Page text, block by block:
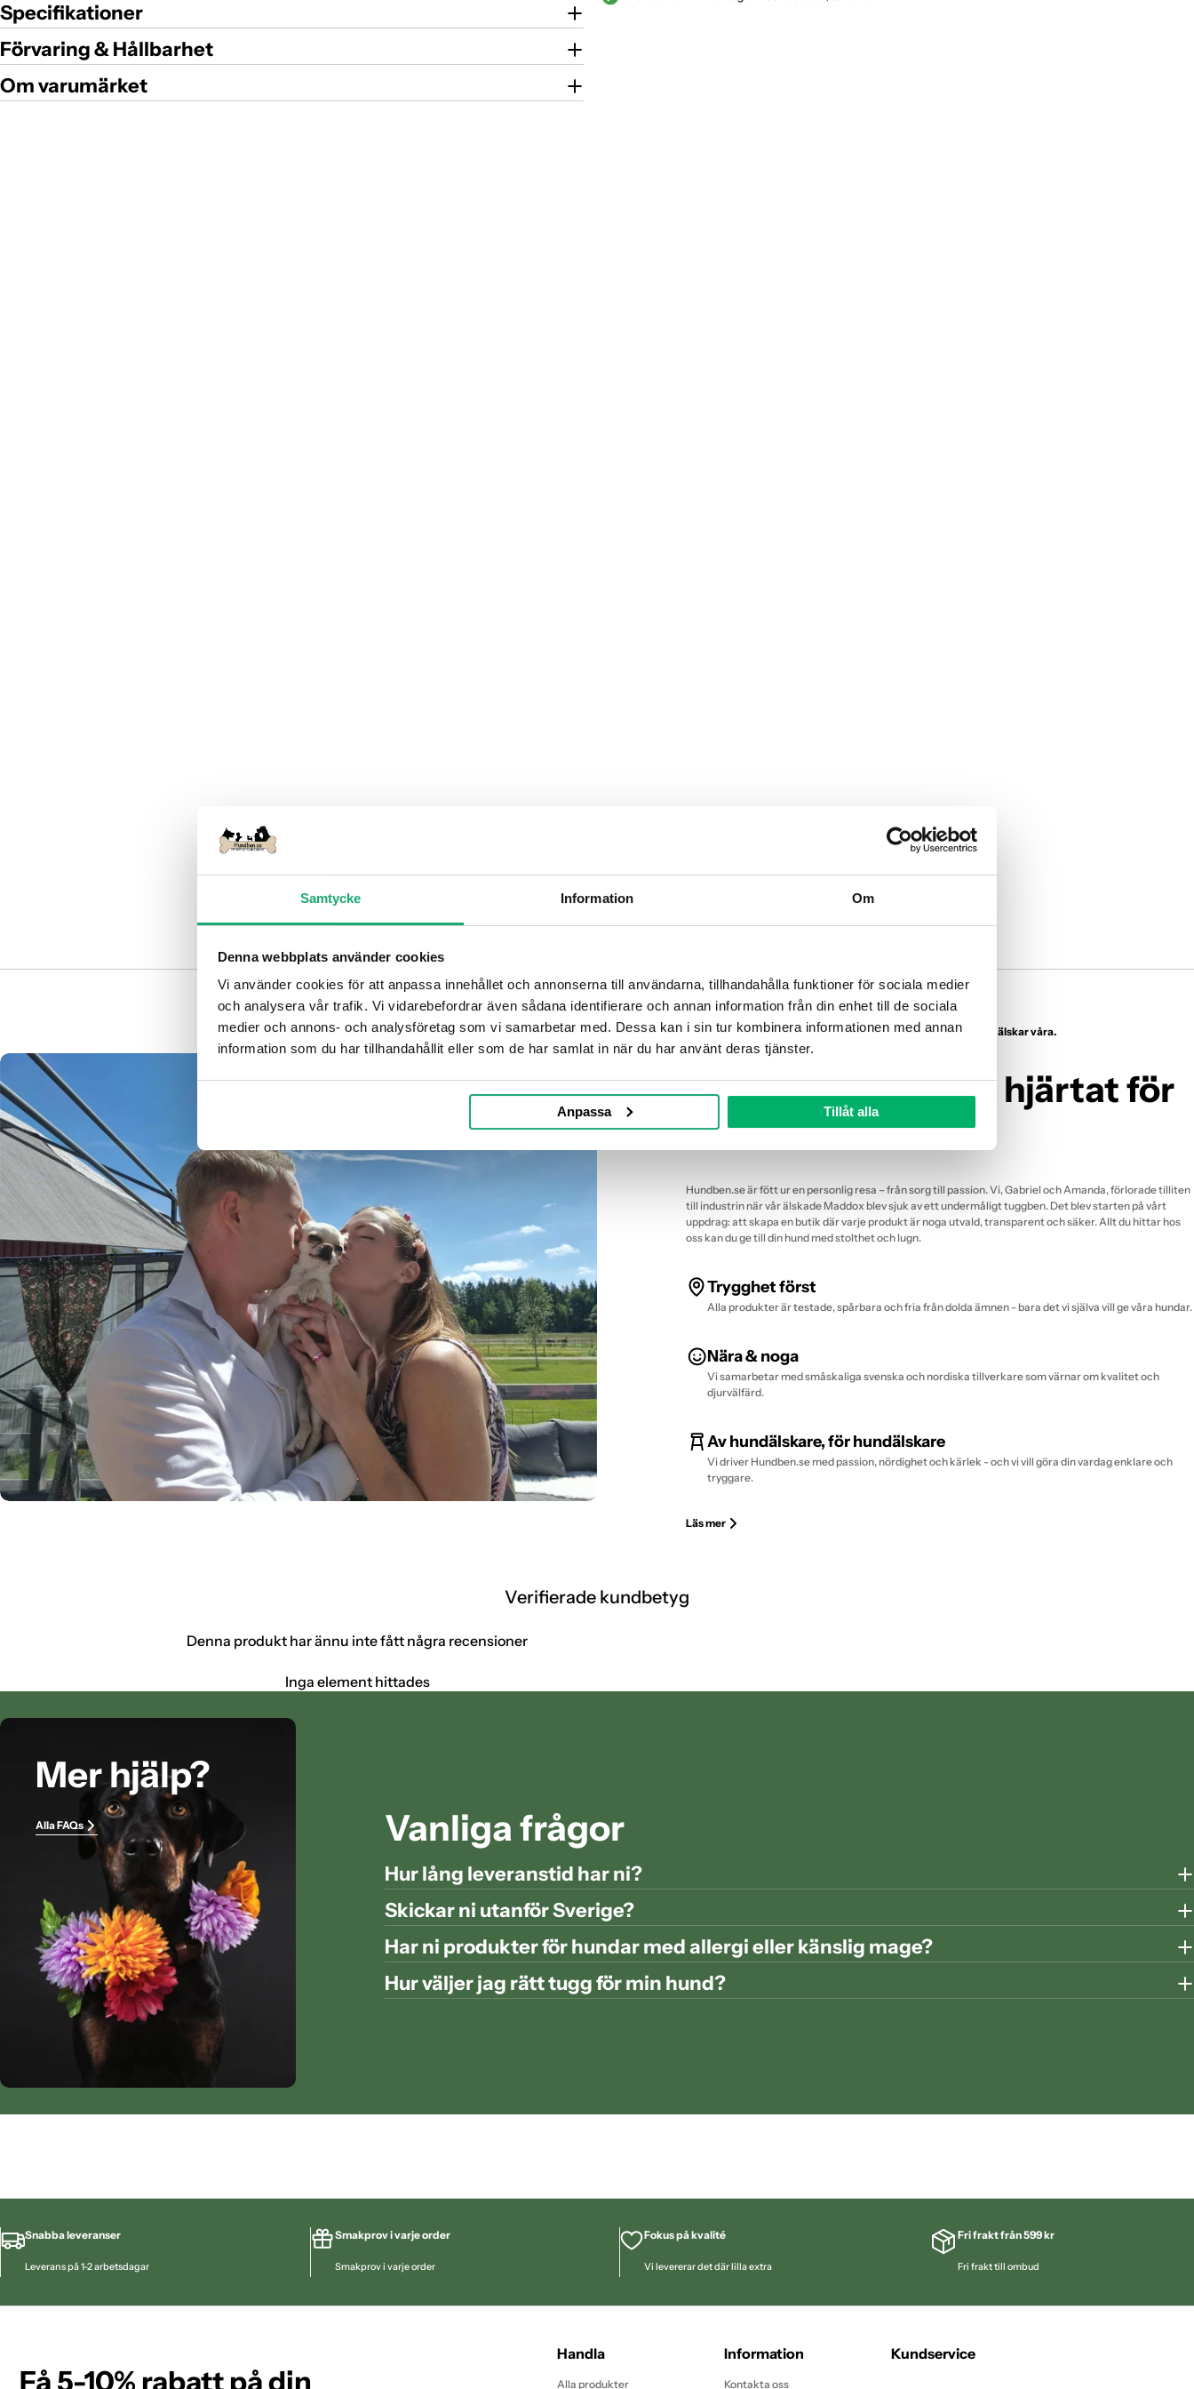
Samtycke Information Om
Denna webbplats använder cookies
Vi använder cookies för att anpassa innehållet och annonserna till användarna, tillhandahålla funktioner för sociala medier
och analysera vår trafik. Vi vidarebefordrar även sådana identifierare och annan information från din enhet till de sociala
medier och annons- och analysföretag som vi samarbetar med. Dessa kan i sin tur kombinera informationen med annan
information som du har tillhandahållit eller som de har samlat in när du har använt deras tjänster.
Anpassa Tillåt alla
Specifikationer
Förvaring & Hållbarhet
Om varumärket
En trygg plats för dig som älskar din hund - lika mycket som vi älskar våra.
Hundben.se - med hjärtat för
hunden
Hundben.se är fött ur en personlig resa – från sorg till passion. Vi, Gabriel och Amanda, förlorade tilliten
till industrin när vår älskade Maddox blev sjuk av ett undermåligt tuggben. Det blev starten på vårt
uppdrag: att skapa en butik där varje produkt är noga utvald, transparent och säker. Allt du hittar hos
oss kan du ge till din hund med stolthet och lugn.
Trygghet först
Alla produkter är testade, spårbara och fria från dolda ämnen - bara det vi själva vill ge våra hundar.
Nära & noga
Vi samarbetar med småskaliga svenska och nordiska tillverkare som värnar om kvalitet och
djurvälfärd.
Av hundälskare, för hundälskare
Vi driver Hundben.se med passion, nördighet och kärlek - och vi vill göra din vardag enklare och
tryggare.
Läs mer
Verifierade kundbetyg
Denna produkt har ännu inte fått några recensioner
Inga element hittades
Mer hjälp?
Alla FAQs Vanliga frågor
Hur lång leveranstid har ni?
Skickar ni utanför Sverige?
Har ni produkter för hundar med allergi eller känslig mage?
Hur väljer jag rätt tugg för min hund?
Snabba leveranser
Leverans på 1-2 arbetsdagar
Smakprov i varje order
Smakprov i varje order
Fokus på kvalité
Vi levererar det där lilla extra
Fri frakt från 599 kr
Fri frakt till ombud
Få 5-10% rabatt på din
Handla
Alla produkter
Information
Kontakta oss
Kundservice